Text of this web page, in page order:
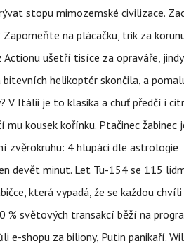
stopu mimozemské civilizace.
Zapomeňte na plácačku, trik za
Actionu ušetří tisíce za opraváře,
helikoptér skončila, a
V Itálii je to klasika a chuť předčí i
mu kousek kořínku. Ptačinec
zvěrokruhu: 4 hlupáci dle astrologie
devět minut. Let Tu-154 se 115
která vypadá, že se každou
% světových transakcí běží na
e-shopu za biliony, Putin panikaří.